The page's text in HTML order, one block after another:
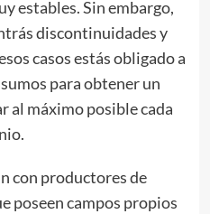
estables. Sin embargo,
discontinuidades y
casos estás obligado a
para obtener un
al máximo posible cada
con productores de
poseen campos propios